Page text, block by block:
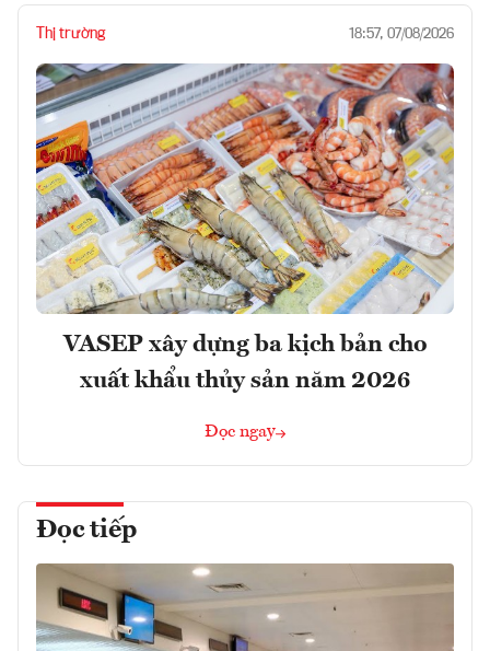
Thị trường 18:57, 07/08/2026
VASEP xây dựng ba kịch bản cho
xuất khẩu thủy sản năm 2026
Đọc ngay
Đọc tiếp